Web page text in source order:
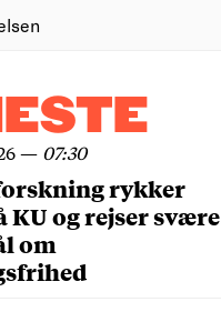
— 07:30
rykker
KU og rejser svære
om